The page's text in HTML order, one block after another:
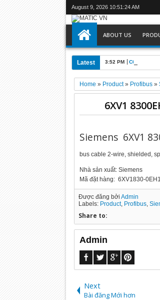
August 9, 2026 10:51:25 AM
ABOUT US
Latest 3:52 PM C6905-0010
Home » Product» Profibus»
6XV1
Siemens 6XV1
bus cable 2-wire, shielded,
Nhà sản xuất: Siemens
Mã đặt hàng: 6XV1830-
Được đăng bởi Admin
Labels: Product, Profibus,
Share to:
Admin
Next
Bài đăng Mới hơn